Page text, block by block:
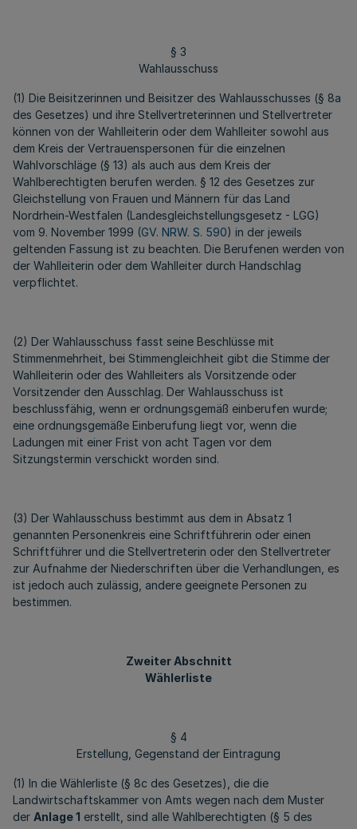
§ 3
Wahlausschuss
(1) Die Beisitzerinnen und Beisitzer des Wahlausschusses (§ 8a
des Gesetzes) und ihre Stellvertreterinnen und Stellvertreter
können von der Wahlleiterin oder dem Wahlleiter sowohl aus
dem Kreis der Vertrauenspersonen für die einzelnen
Wahlvorschläge (§ 13) als auch aus dem Kreis der
Wahlberechtigten berufen werden. § 12 des Gesetzes zur
Gleichstellung von Frauen und Männern für das Land
Nordrhein-Westfalen (Landesgleichstellungsgesetz - LGG)
vom 9. November 1999 (GV. NRW. S. 590) in der jeweils
geltenden Fassung ist zu beachten. Die Berufenen werden von
der Wahlleiterin oder dem Wahlleiter durch Handschlag
verpflichtet.
(2) Der Wahlausschuss fasst seine Beschlüsse mit
Stimmenmehrheit, bei Stimmengleichheit gibt die Stimme der
Wahlleiterin oder des Wahlleiters als Vorsitzende oder
Vorsitzender den Ausschlag. Der Wahlausschuss ist
beschlussfähig, wenn er ordnungsgemäß einberufen wurde;
eine ordnungsgemäße Einberufung liegt vor, wenn die
Ladungen mit einer Frist von acht Tagen vor dem
Sitzungstermin verschickt worden sind.
(3) Der Wahlausschuss bestimmt aus dem in Absatz 1
genannten Personenkreis eine Schriftführerin oder einen
Schriftführer und die Stellvertreterin oder den Stellvertreter
zur Aufnahme der Niederschriften über die Verhandlungen, es
ist jedoch auch zulässig, andere geeignete Personen zu
bestimmen.
Zweiter Abschnitt
Wählerliste
§ 4
Erstellung, Gegenstand der Eintragung
(1) In die Wählerliste (§ 8c des Gesetzes), die die
Landwirtschaftskammer von Amts wegen nach dem Muster
der Anlage 1 erstellt, sind alle Wahlberechtigten (§ 5 des